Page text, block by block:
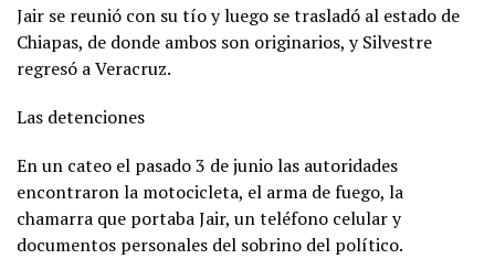
Jair se reunió con su tío y luego se trasladó al estado de
Chiapas, de donde ambos son originarios, y Silvestre
regresó a Veracruz.
Las detenciones
En un cateo el pasado 3 de junio las autoridades
encontraron la motocicleta, el arma de fuego, la
chamarra que portaba Jair, un teléfono celular y
documentos personales del sobrino del político.